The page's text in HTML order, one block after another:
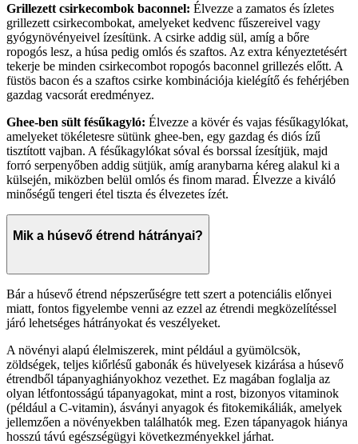
Grillezett csirkecombok baconnel: Élvezze a zamatos és ízletes
grillezett csirkecombokat, amelyeket kedvenc fűszereivel vagy
gyógynövényeivel ízesítünk. A csirke addig sül, amíg a bőre
ropogós lesz, a húsa pedig omlós és szaftos. Az extra kényeztetésért
tekerje be minden csirkecombot ropogós baconnel grillezés előtt. A
füstös bacon és a szaftos csirke kombinációja kielégítő és fehérjében
gazdag vacsorát eredményez.
Ghee-ben sült fésűkagyló: Élvezze a kövér és vajas fésűkagylókat,
amelyeket tökéletesre sütünk ghee-ben, egy gazdag és diós ízű
tisztított vajban. A fésűkagylókat sóval és borssal ízesítjük, majd
forró serpenyőben addig sütjük, amíg aranybarna kéreg alakul ki a
külsején, miközben belül omlós és finom marad. Élvezze a kiváló
minőségű tengeri étel tiszta és élvezetes ízét.
Mik a húsevő étrend hátrányai?
Bár a húsevő étrend népszerűségre tett szert a potenciális előnyei
miatt, fontos figyelembe venni az ezzel az étrendi megközelítéssel
járó lehetséges hátrányokat és veszélyeket.
A növényi alapú élelmiszerek, mint például a gyümölcsök,
zöldségek, teljes kiőrlésű gabonák és hüvelyesek kizárása a húsevő
étrendből tápanyaghiányokhoz vezethet. Ez magában foglalja az
olyan létfontosságú tápanyagokat, mint a rost, bizonyos vitaminok
(például a C-vitamin), ásványi anyagok és fitokemikáliák, amelyek
jellemzően a növényekben találhatók meg. Ezen tápanyagok hiánya
hosszú távú egészségügyi következményekkel járhat.